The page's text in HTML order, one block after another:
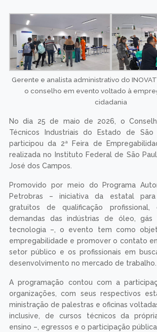
Gerente e analista administrativo do
o conselho em evento voltado à
cidadania
No dia 25 de maio de 2026, o
Técnicos Industriais do Estado de São
participou da 2ª Feira de
realizada no Instituto Federal de São
José dos Campos.
Promovido por meio do Programa
Petrobras – iniciativa da estatal
gratuitos de qualificação
demandas das indústrias de óleo,
tecnologia –, o evento tem como
empregabilidade e promover o contato
setor público e os profissionais em
desenvolvimento no mercado de trabalho.
A programação contou com a
organizações, com seus respectivos
ministração de palestras e oficinas
inclusive, de cursos técnicos da
ensino –, egressos e o participação